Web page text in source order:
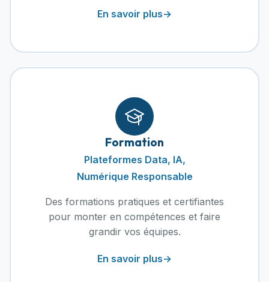
En savoir plus→
Formation
Plateformes Data, IA,
Numérique Responsable
Des formations pratiques et certifiantes
pour monter en compétences et faire
grandir vos équipes.
En savoir plus→